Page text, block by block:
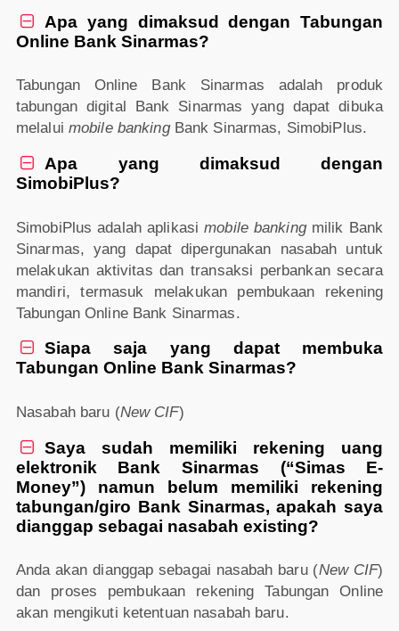

Apa yang dimaksud dengan Tabungan
Online Bank Sinarmas?
Tabungan Online Bank Sinarmas adalah produk
tabungan digital Bank Sinarmas yang dapat dibuka
melalui mobile bankingBank Sinarmas, SimobiPlus.

Apa yang dimaksud dengan
SimobiPlus?
SimobiPlus adalah aplikasimobile bankingmilik Bank
Sinarmas, yang dapat dipergunakan nasabah untuk
melakukan aktivitas dan transaksi perbankan secara
mandiri, termasuk melakukan pembukaan rekening
Tabungan Online Bank Sinarmas.

Siapa saja yang dapat membuka
Tabungan Online Bank Sinarmas?
Nasabah baru (New CIF)

Saya sudah memiliki rekening uang
elektronik Bank Sinarmas (“Simas E-
Money”) namun belum memiliki rekening
tabungan/giro Bank Sinarmas, apakah saya
dianggap sebagai nasabah existing?
Anda akan dianggap sebagai nasabah baru (New CIF)
dan proses pembukaan rekening Tabungan Online
akan mengikuti ketentuan nasabah baru.